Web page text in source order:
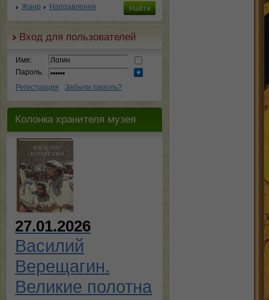
Жанр Направления
Вход для пользователей
Имя:
Пароль:
Регистрация
Забыли пароль?
Колонка хранителя музея
27.01.2026
Василий
Верещагин.
Великие полотна